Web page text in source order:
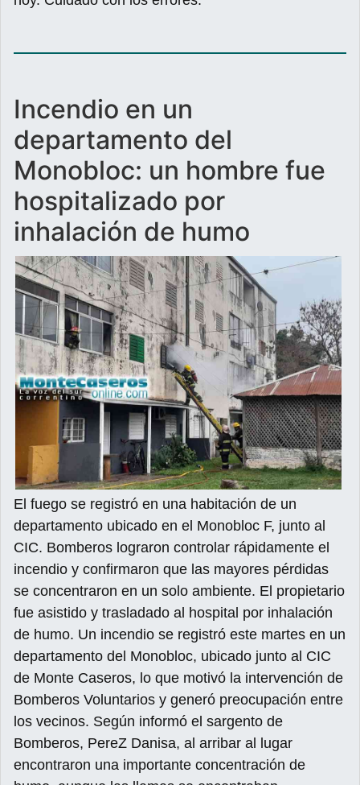
Incendio en un
departamento del
Monobloc: un hombre fue
hospitalizado por
inhalación de humo
El fuego se registró en una habitación de un
departamento ubicado en el Monobloc F, junto al
CIC. Bomberos lograron controlar rápidamente el
incendio y confirmaron que las mayores pérdidas
se concentraron en un solo ambiente. El propietario
fue asistido y trasladado al hospital por inhalación
de humo. Un incendio se registró este martes en un
departamento del Monobloc, ubicado junto al CIC
de Monte Caseros, lo que motivó la intervención de
Bomberos Voluntarios y generó preocupación entre
los vecinos. Según informó el sargento de
Bomberos, PereZ Danisa, al arribar al lugar
encontraron una importante concentración de